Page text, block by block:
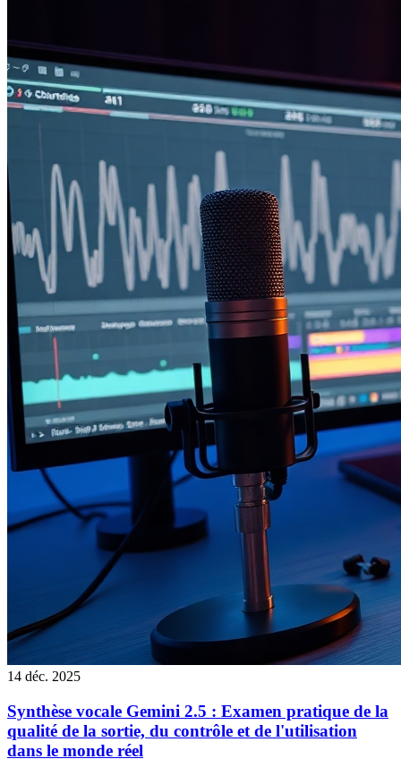
14 déc. 2025
Synthèse vocale Gemini 2.5 : Examen pratique de la
qualité de la sortie, du contrôle et de l'utilisation
dans le monde réel